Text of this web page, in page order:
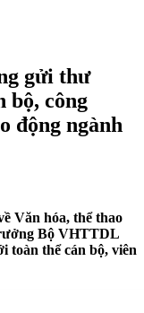
gửi thư
bộ, công
động ngành
Văn hóa, thể thao
Bộ VHTTDL
toàn thể cán bộ, viên